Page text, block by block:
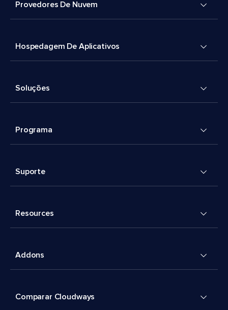
Provedores De Nuvem
Hospedagem De Aplicativos
Soluções
Programa
Suporte
Resources
Addons
Comparar Cloudways